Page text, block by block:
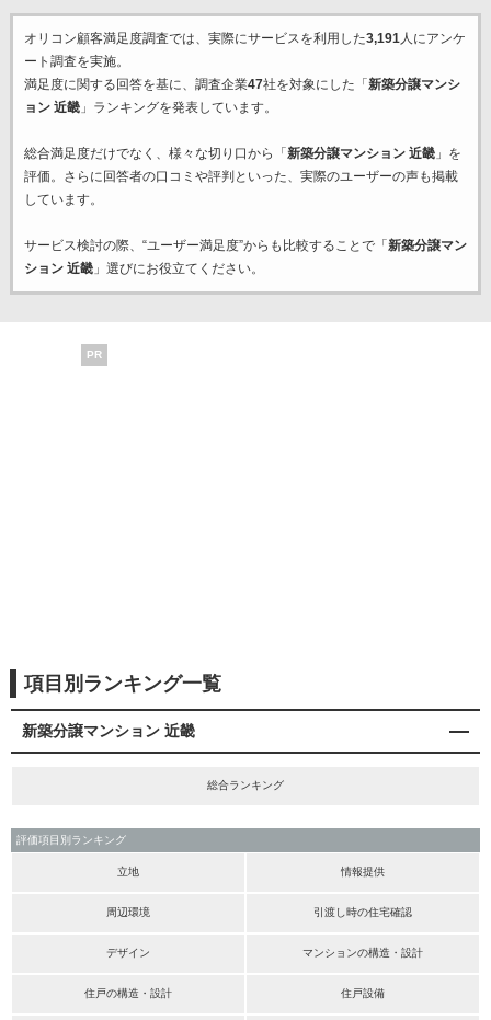
オリコン顧客満足度調査では、実際にサービスを利用した3,191人にアンケ
ート調査を実施。
満足度に関する回答を基に、調査企業47社を対象にした「 新築分譲マンシ
ョン 近畿」ランキングを発表しています。
総合満足度だけでなく、様々な切り口から「 新築分譲マンション 近畿」を
評価。さらに回答者の口コミや評判といった、実際のユーザーの声も掲載
しています。
サービス検討の際、“ユーザー満足度”からも比較することで「 新築分譲マン
ション 近畿」選びにお役立てください。
PR
項目別ランキング一覧
新築分譲マンション 近畿
総合ランキング
評価項目別ランキング
立地 情報提供
周辺環境 引渡し時の住宅確認
デザイン マンションの構造・設計
住戸の構造・設計 住戸設備